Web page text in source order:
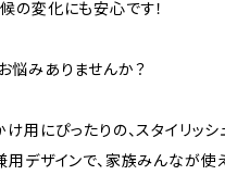
の変化にも安心です！
悩みありませんか？
け用にぴったりの、スタイリッ
用デザインで、家族みんなが使